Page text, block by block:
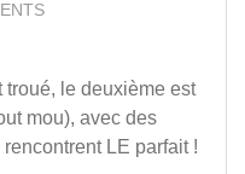
troué, le deuxième est
mou), avec des
LE parfait !